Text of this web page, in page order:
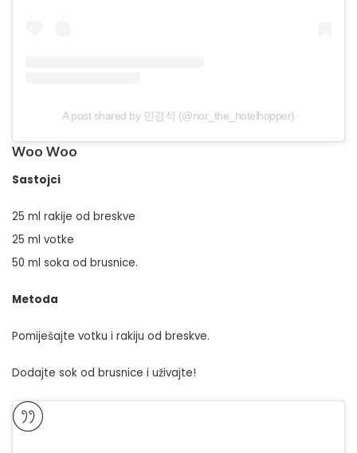
A post shared by 민경석 (@nor_the_hotelhopper)
Woo Woo
Sastojci
25 ml rakije od breskve
25 ml votke
50 ml soka od brusnice.
Metoda
Pomiješajte votku i rakiju od breskve.
Dodajte sok od brusnice i uživajte!